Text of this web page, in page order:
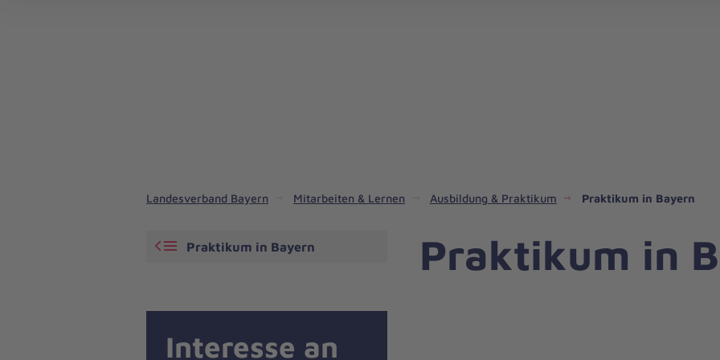
Landesverband Bayern Mitarbeiten & Lernen Ausbildung & Praktikum Praktikum in Bayern
Praktikum in
Praktikum in Bayern
Interesse an